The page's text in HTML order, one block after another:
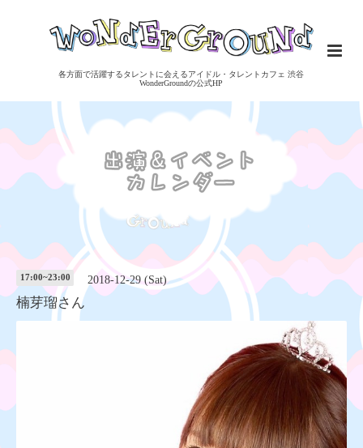
各方面で活躍するタレントに会えるアイドル・タレントカフェ 渋谷
WonderGroundの公式HP
17:00~23:00 2018-12-29 (Sat)
楠芽瑠さん